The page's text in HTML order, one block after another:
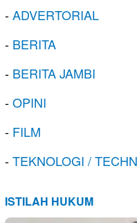
-ADVERTORIAL
- BERITA
- BERITA JAMBI
-OPINI
- FILM
-TEKNOLOGI /
ISTILAH HUKUM